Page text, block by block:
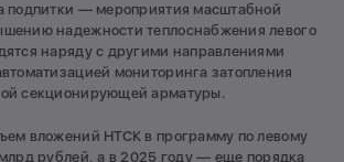
подпитки — мероприятия масштабной
надежности теплоснабжения левого
наряду с другими направлениями
мониторинга затопления
секционирующей арматуры.
вложений НТСК в программу по левому
рублей, а в 2025 году — еще порядка